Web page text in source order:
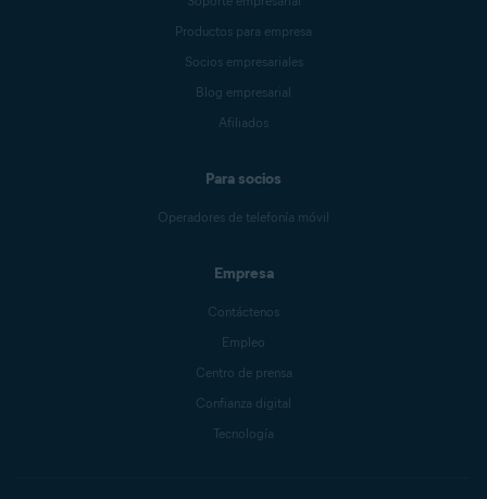
Productos para empresa
Socios empresariales
Blog empresarial
Afiliados
Para socios
Operadores de telefonía móvil
Empresa
Contáctenos
Empleo
Centro de prensa
Confianza digital
Tecnología